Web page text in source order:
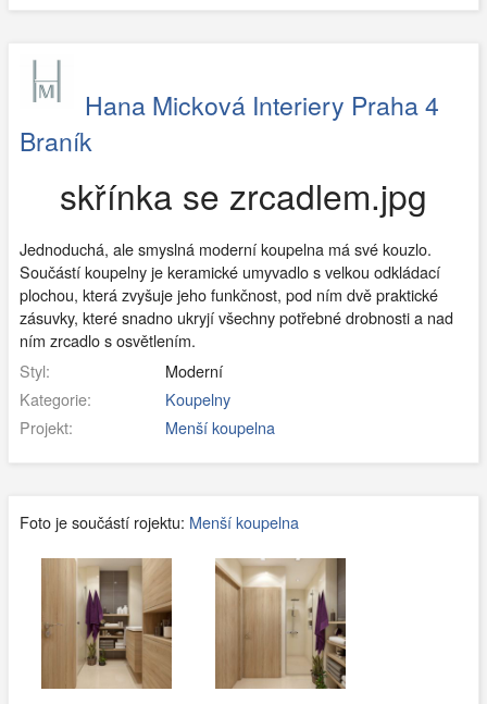
Hana Micková Interiery Praha 4
Braník
skřínka se zrcadlem.jpg
Jednoduchá, ale smyslná moderní koupelna má své kouzlo.
Součástí koupelny je keramické umyvadlo s velkou odkládací
plochou, která zvyšuje jeho funkčnost, pod ním dvě praktické
zásuvky, které snadno ukryjí všechny potřebné drobnosti a nad
ním zrcadlo s osvětlením.
Styl:
Moderní
Kategorie:
Koupelny
Projekt:
Menší koupelna
Foto je součástí rojektu: Menší koupelna